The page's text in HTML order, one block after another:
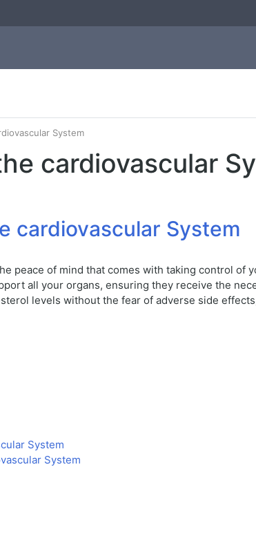
System
cardiovascular
cardiovascular System
peace of mind that comes with taking control of
all your organs, ensuring they receive the
levels without the fear of adverse side
System
System